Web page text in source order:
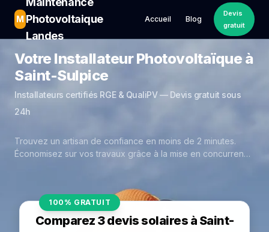
M Photovoltaique
Landes
Accueil Blog
Devis
gratuit
Votre Installateur Photovoltaïque à
Saint-Sulpice
Installateurs certifiés RGE & QualiPV — Devis gratuit sous
24h
Trouvez un artisan de confiance en moins de 2 minutes.
Économisez sur vos travaux grâce à la mise en concurrence
100% GRATUIT
Comparez 3 devis solaires à Saint-